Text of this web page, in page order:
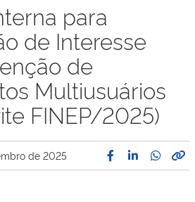
para
de Interesse
de
Multiusuários
FINEP/2025)
de 2025